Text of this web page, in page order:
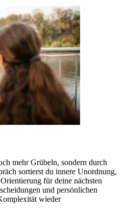
mehr Grübeln, sondern durch
sortierst du innere Unordnung,
für deine nächsten
und persönlichen
wieder